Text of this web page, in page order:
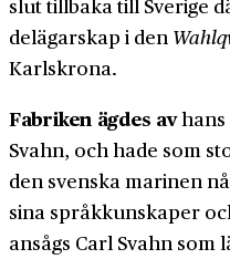
slut tillbaka till Sverige
delägarskap i den
Karlskrona.
Fabriken ägdes avhans
Svahn, och hade som
den svenska marinen
sina språk­kunskaper
ansågs Carl Svahn